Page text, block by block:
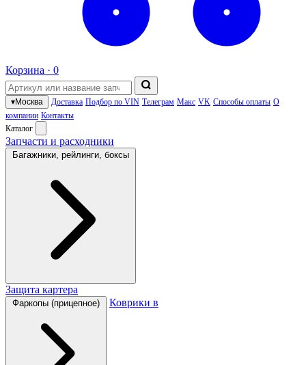
Корзина · 0
▾Москва Доставка Подбор по VIN Телеграм Макс VK Способы оплаты О
компании Контакты
Каталог
Запчасти и расходники
Багажники, рейлинги, боксы
Защита картера
Фаркопы (прицепное) Коврики в